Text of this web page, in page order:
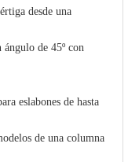
desde una
de 45º con
eslabones de hasta
de una columna